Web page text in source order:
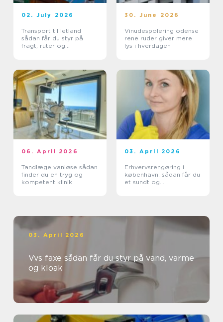
02. July 2026
Transport til letland
sådan får du styr på
fragt, ruter og
30. June 2026
Vinudespolering odense
rene ruder giver mere
lys i hverdagen
06. April 2026
Tandlæge vanløse sådan
finder du en tryg og
kompetent klinik
03. April 2026
Erhvervsrengøring i
københavn: sådan får du
et sundt og
03. April 2026
Vvs faxe sådan får du styr på vand, varme
og kloak